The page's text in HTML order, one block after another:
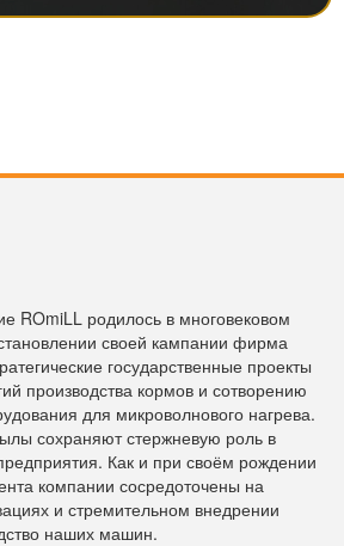
ROmiLL родилось в многовековом
своей кампании фирма
государственные проекты
производства кормов и сотворению
для микроволнового нагрева.
сохраняют стержневую роль в
Как и при своём рождении
компании сосредоточены на
и стремительном внедрении
наших машин.